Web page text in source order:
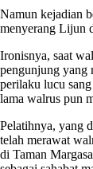
Namun kejadian
menyerang Lijun
Ironisnya, saat
pengunjung yang
perilaku lucu
lama walrus pun
Pelatihnya, yang
telah merawat
di Taman